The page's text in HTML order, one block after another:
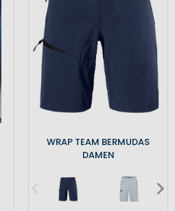
WRAP TEAM BERMUDAS
DAMEN